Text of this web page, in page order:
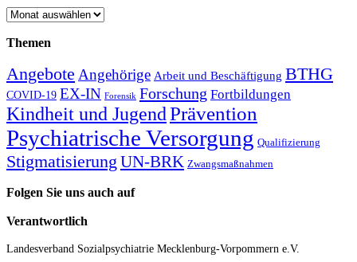
Archiv
Themen
Angebote Angehörige Arbeit und Beschäftigung BTHG
COVID-19 EX-IN Forensik Forschung Fortbildungen
Kindheit und JugendPrävention
Psychiatrische Versorgung Qualifizierung
Stigmatisierung UN-BRK Zwangsmaßnahmen
Folgen Sie uns auch auf
Verantwortlich
Landesverband Sozialpsychiatrie Mecklenburg-Vorpommern e.V.